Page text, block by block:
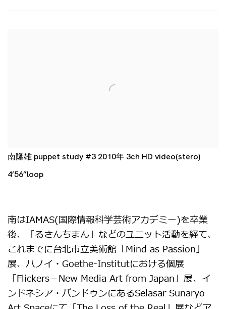
南隆雄 puppet study #3 2010年 3ch HD video(stero)
4’56”loop
南はIAMAS(国際情報科学芸術アカデミー)を卒業
後、「るさんちまん」などのユニット活動を経て、
これまでに台北市立美術館「Mind as Passion」
展、ハノイ・Goethe-Institutにおける個展
「Flickers－New Media Art from Japan」展、イ
ンドネシア・バンドゥンにあるSelasar Sunaryo